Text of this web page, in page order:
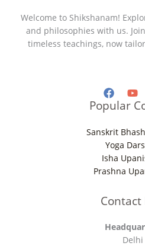
Welcome to Shikshanam!
and philosophies with us.
timeless teachings, now
Popular
Sanskrit
Yoga
Isha
Prashna
Contact
Delhi